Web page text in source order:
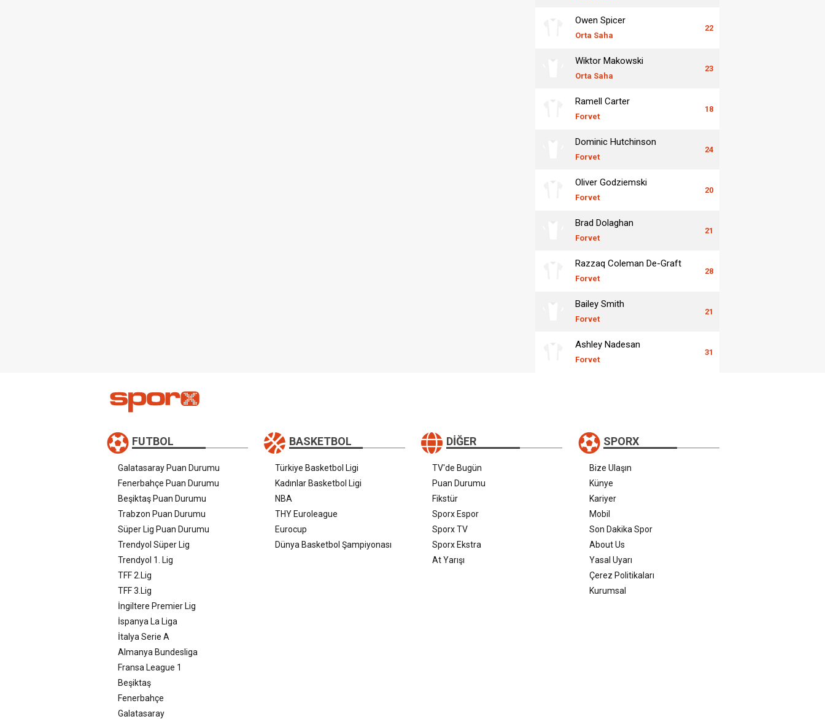
Owen Spicer
Orta Saha
22
Wiktor Makowski
Orta Saha
23
Ramell Carter
Forvet
18
Dominic Hutchinson
Forvet
24
Oliver Godziemski
Forvet
20
Brad Dolaghan
Forvet
21
Razzaq Coleman De-Graft
Forvet
28
Bailey Smith
Forvet
21
Ashley Nadesan
Forvet
31
FUTBOL
Galatasaray Puan Durumu
Fenerbahçe Puan Durumu
Beşiktaş Puan Durumu
Trabzon Puan Durumu
Süper Lig Puan Durumu
Trendyol Süper Lig
Trendyol 1. Lig
TFF 2.Lig
TFF 3.Lig
İngiltere Premier Lig
İspanya La Liga
İtalya Serie A
Almanya Bundesliga
Fransa League 1
Beşiktaş
Fenerbahçe
Galatasaray
BASKETBOL
Türkiye Basketbol Ligi
Kadınlar Basketbol Ligi
NBA
THY Euroleague
Eurocup
Dünya Basketbol Şampiyonası
DIĞER
TV'de Bugün
Puan Durumu
Fikstür
Sporx Espor
Sporx TV
Sporx Ekstra
At Yarışı
SPORX
Bize Ulaşın
Künye
Kariyer
Mobil
Son Dakika Spor
About Us
Yasal Uyarı
Çerez Politikaları
Kurumsal